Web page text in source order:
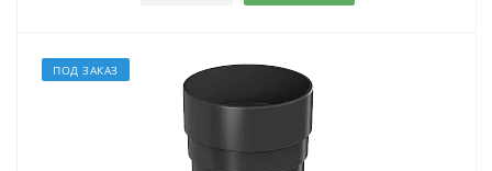
ПОД ЗАКАЗ